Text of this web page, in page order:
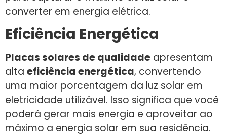
converter em energia elétrica.
Eficiência Energética
Placas solares de qualidade apresentam
alta eficiência energética, convertendo
uma maior porcentagem da luz solar em
eletricidade utilizável. Isso significa que você
poderá gerar mais energia e aproveitar ao
máximo a energia solar em sua residência.